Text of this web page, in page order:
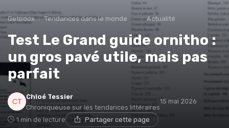
Getboox Tendances dans le monde du livre Actualité
Test Le Grand guide ornitho :
un gros pavé utile, mais pas
parfait
Chloé Tessier
Chroniqueuse sur les tendances littéraires
15 mai 2026
1 min de lecture Partager cette page